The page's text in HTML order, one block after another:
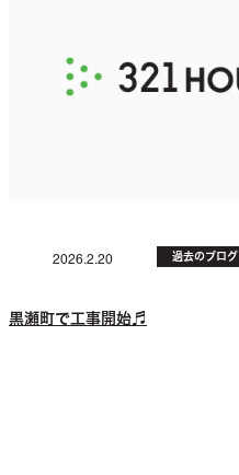
2026.2.20 過去のブログ
黒瀬町で工事開始♬